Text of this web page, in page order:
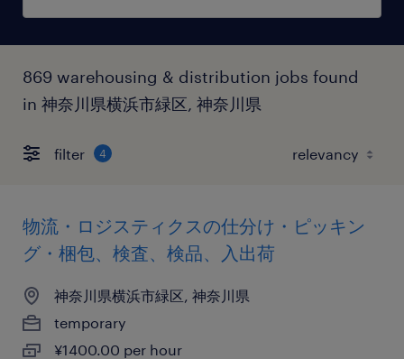
869 warehousing & distribution jobs found
in 神奈川県横浜市緑区, 神奈川県
filter 4
物流・ロジスティクスの仕分け・ピッキン
グ・梱包、検査、検品、入出荷
神奈川県横浜市緑区, 神奈川県
temporary
¥1400.00 per hour